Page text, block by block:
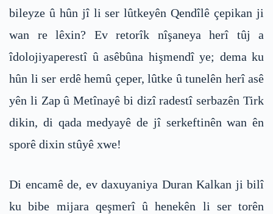
bileyze û hûn jî li ser lûtkeyên Qendîlê çepikan ji
wan re lêxin? Ev retorîk nîşaneya herî tûj a
îdolojiyaperestî û asêbûna hişmendî ye; dema ku
hûn li ser erdê hemû çeper, lûtke û tunelên herî asê
yên li Zap û Metînayê bi dizî radestî serbazên Tirk
dikin, di qada medyayê de jî serkeftinên wan ên
sporê dixin stûyê xwe!
Di encamê de, ev daxuyaniya Duran Kalkan ji bilî
ku bibe mijara qeşmerî û henekên li ser torên